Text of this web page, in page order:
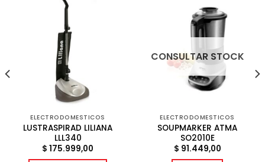
ELECTRODOMESTICOS
LUSTRASPIRAD LILIANA
LLL340
$ 175.999,00
CONSULTAR STOCK
ELECTRODOMESTICOS
SOUPMARKER ATMA
SO2010E
$ 91.449,00